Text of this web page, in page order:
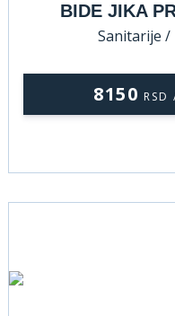
BIDE JIKA
Sanitarije /
8150 RSD